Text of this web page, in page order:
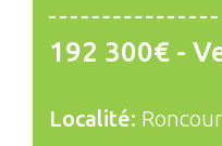
192 300€ -
Localité: